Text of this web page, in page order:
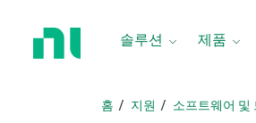
솔루션 제품
홈 지원 소프트웨어 및